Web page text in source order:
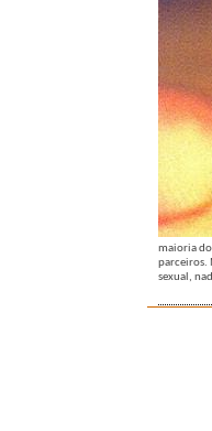
maioria
parceiros.
sexual,